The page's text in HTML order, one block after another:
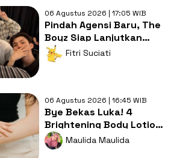
06 Agustus 2026 | 17:05 WIB
Pindah Agensi Baru, The
Boyz Siap Lanjutkan
Aktivitas Grup dengan 9
Member
Fitri Suciati
06 Agustus 2026 | 16:45 WIB
Bye Bekas Luka! 4
Brightening Body Lotion
Ini Bikin Kulit Cerah dan
Lembap
Maulida Maulida